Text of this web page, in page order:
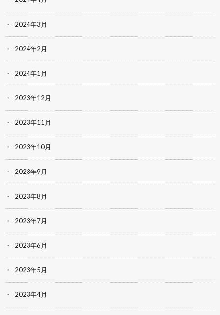
2024年3月
2024年2月
2024年1月
2023年12月
2023年11月
2023年10月
2023年9月
2023年8月
2023年7月
2023年6月
2023年5月
2023年4月